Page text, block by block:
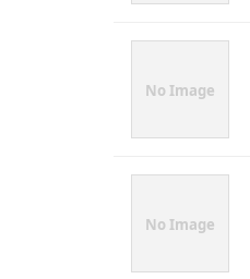
No Image
No Image